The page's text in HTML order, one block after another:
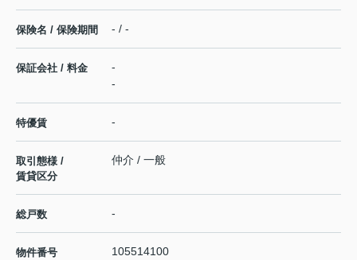
保険名 / 保険期間 - / -
保証会社 / 料金
-
-
特優賃 -
取引態様 /
賃貸区分
仲介 / 一般
総戸数 -
物件番号 105514100